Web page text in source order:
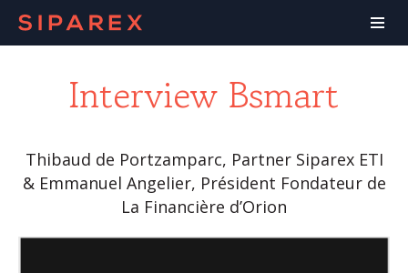
Interview Bsmart
Thibaud de Portzamparc, Partner Siparex ETI
& Emmanuel Angelier, Président Fondateur de
La Financière d’Orion